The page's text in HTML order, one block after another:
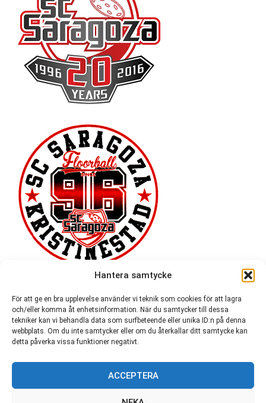
Hantera samtycke
För att ge en bra upplevelse använder vi teknik som cookies för att lagra
och/eller komma åt enhetsinformation. När du samtycker till dessa
tekniker kan vi behandla data som surfbeteende eller unika ID:n på denna
webbplats. Om du inte samtycker eller om du återkallar ditt samtycke kan
detta påverka vissa funktioner negativt.
ACCEPTERA